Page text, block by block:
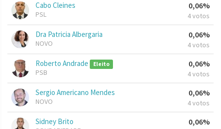
Cabo Cleines
PSL
0,06%
4 votos
Dra Patricia Albergaria
NOVO
0,06%
4 votos
Roberto Andrade Eleito
PSB
0,06%
4 votos
Sergio Americano Mendes
NOVO
0,06%
4 votos
Sidney Brito 0,06%